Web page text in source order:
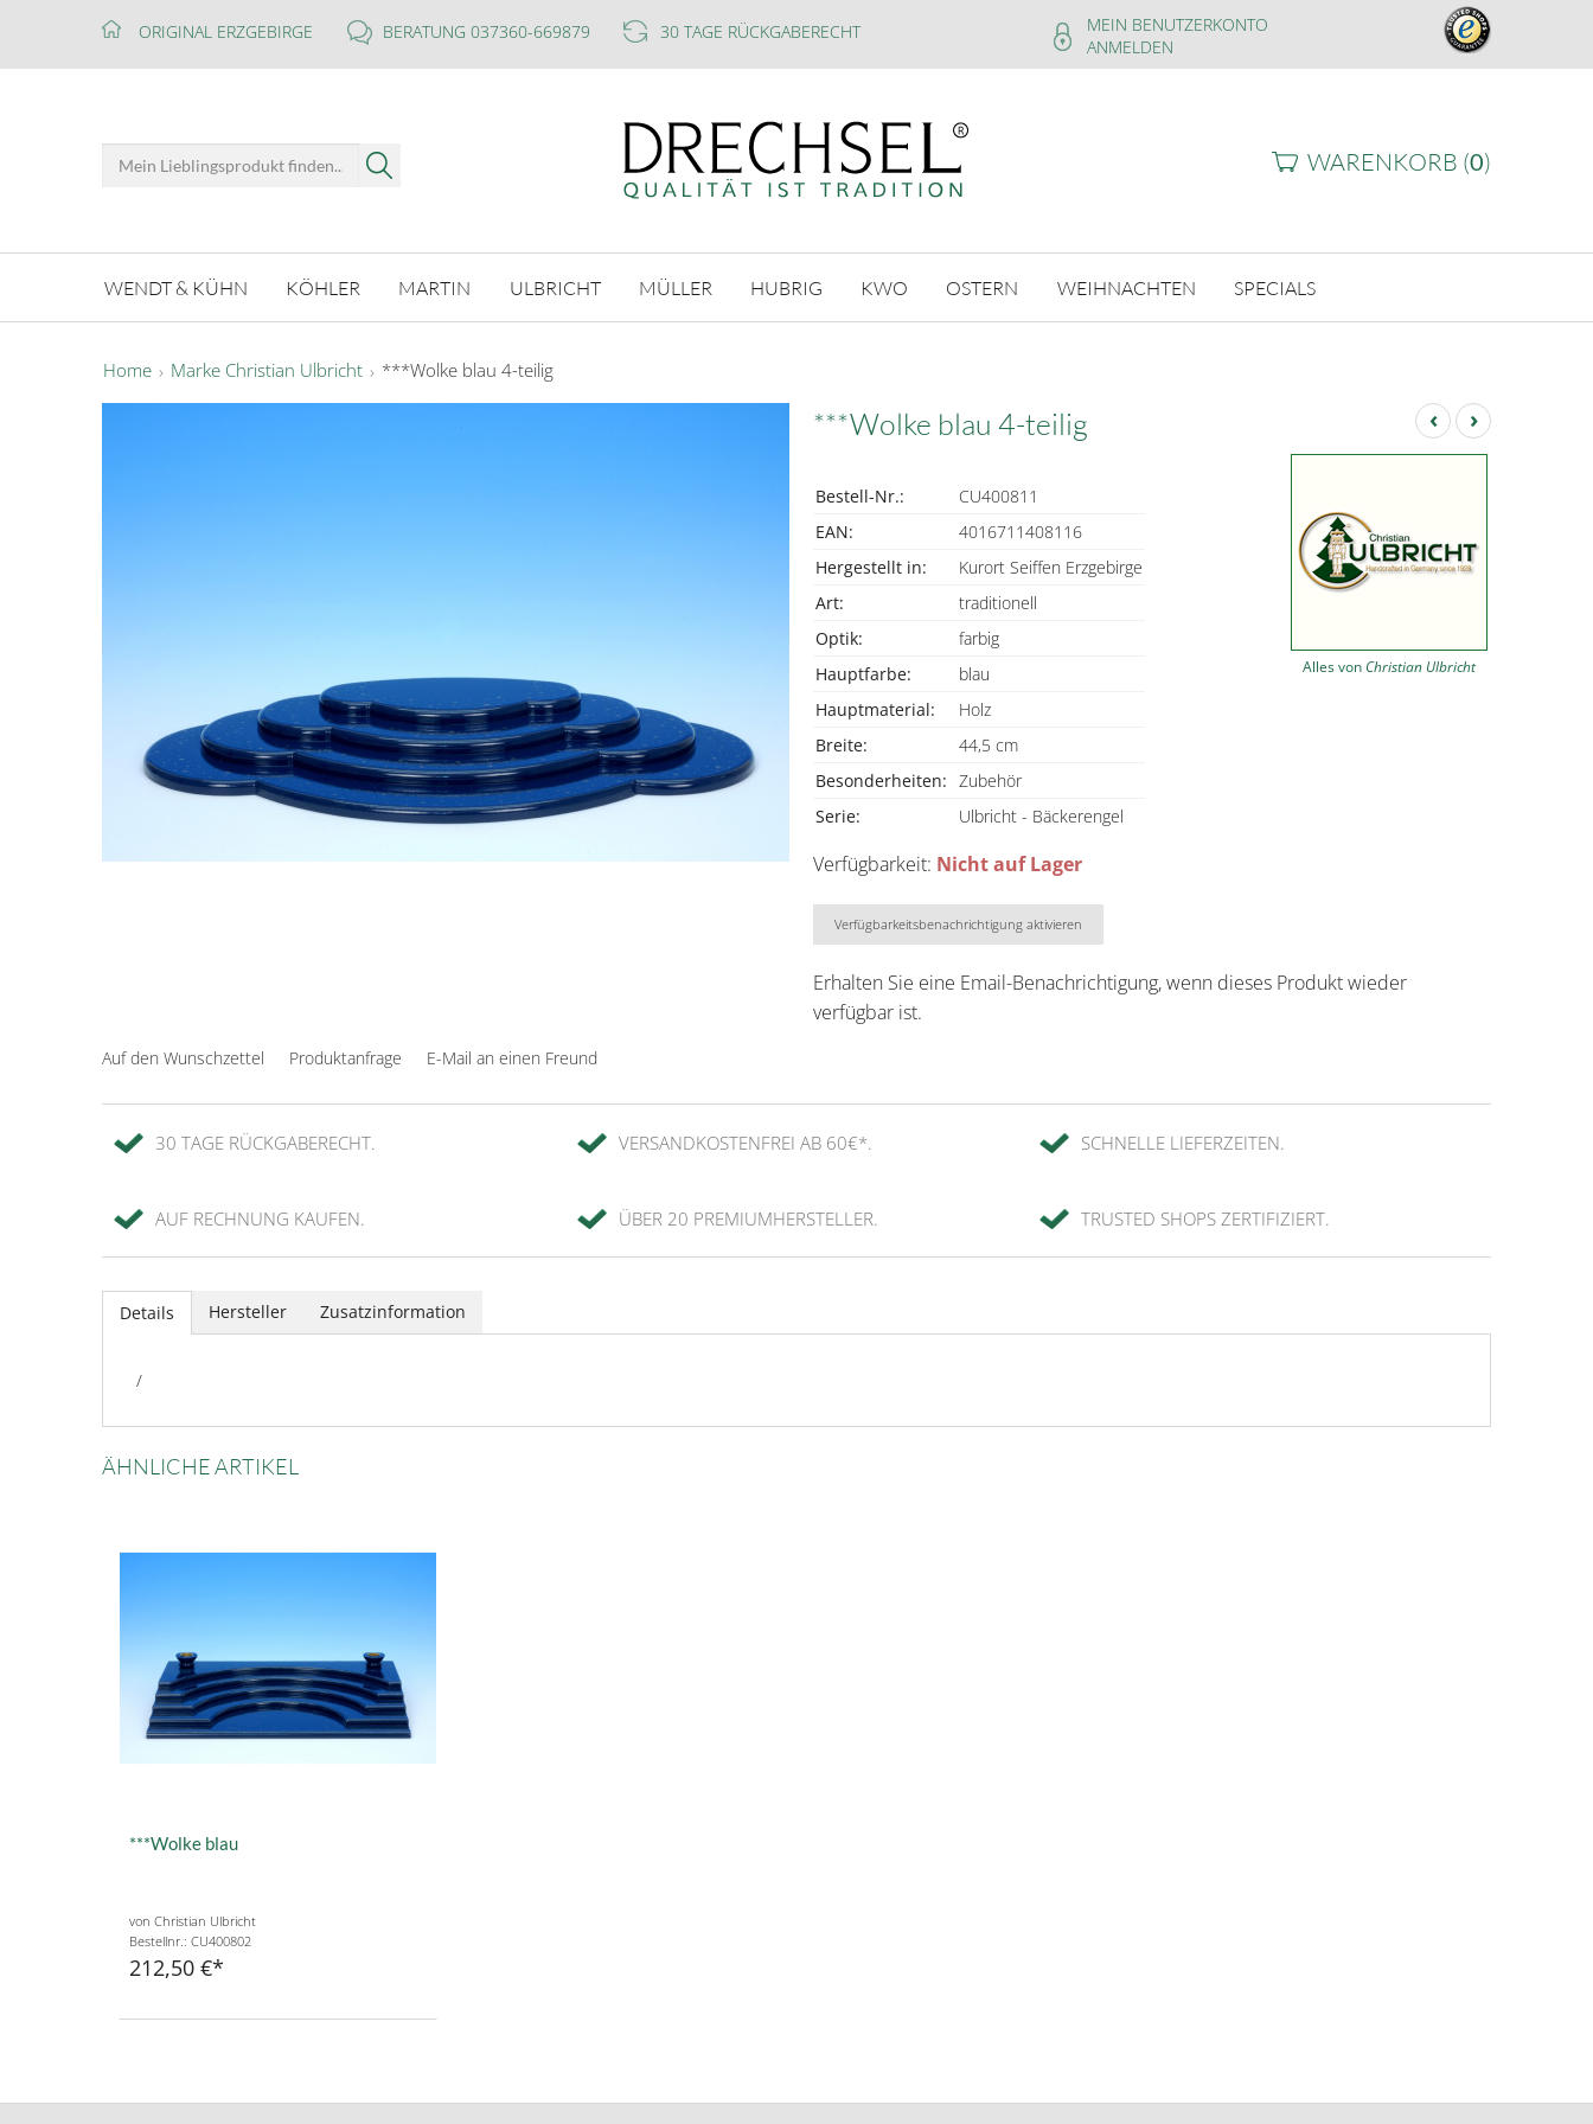
ORIGINAL ERZGEBIRGE BERATUNG 037360-669879 30 TAGE RÜCKGABERECHT
MEIN BENUTZERKONTO
ANMELDEN
WARENKORB (0)
WENDT & KÜHN KÖHLER MARTIN ULBRICHT MÜLLER HUBRIG KWO OSTERN WEIHNACHTEN SPECIALS
Home Marke Christian Ulbricht ***Wolke blau 4-teilig
‹ ›
***Wolke blau 4-teilig
Bestell-Nr.:
CU400811
EAN:
4016711408116
Hergestellt in:
Kurort Seiffen Erzgebirge
Art:
traditionell
Optik:
farbig
Hauptfarbe:
blau
Hauptmaterial:
Holz
Breite:
44,5 cm
Besonderheiten: Zubehör
Serie:
Ulbricht - Bäckerengel
Alles von Christian Ulbricht
Verfügbarkeit: Nicht auf Lager
Verfügbarkeitsbenachrichtigung aktivieren
Erhalten Sie eine Email-Benachrichtigung, wenn dieses Produkt wieder
verfügbar ist.
Auf den Wunschzettel Produktanfrage E-Mail an einen Freund
30 TAGE RÜCKGABERECHT. VERSANDKOSTENFREI AB 60€*. SCHNELLE LIEFERZEITEN.
AUF RECHNUNG KAUFEN. ÜBER 20 PREMIUMHERSTELLER. TRUSTED SHOPS ZERTIFIZIERT.
Details Hersteller Zusatzinformation
/
ÄHNLICHE ARTIKEL
***Wolke blau
von Christian Ulbricht
Bestellnr.: CU400802
212,50 €